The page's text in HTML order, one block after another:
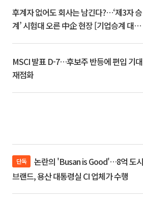
후계자 없어도 회사는 남긴다?…‘제3자 승
계’ 시험대 오른 中企 현장 [기업승계 대전
MSCI 발표 D-7…후보주 반등에 편입 기대
재점화
단독
브랜드, 용산 대통령실 CI 업체가 수행